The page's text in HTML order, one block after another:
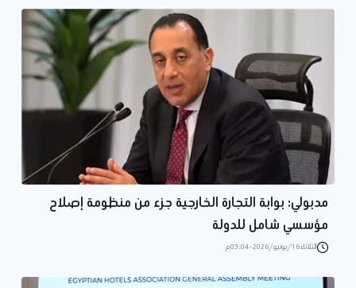
مدبولي: بوابة التجارة الخارجية جزء من منظومة إصلاح
مؤسسي شامل للدولة
الثلاثاء 16/يونيو/2026 - 03:04 م